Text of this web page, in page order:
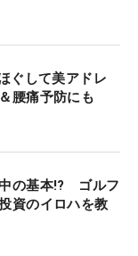
ぐして美アドレ
腰痛予防にも
中の基本!? ゴルフ
資のイロハを教